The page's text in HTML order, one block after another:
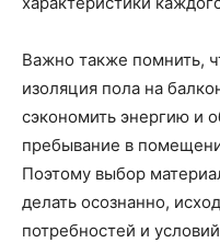
Важно также помнить,
изоляция пола на
сэкономить энергию и
пребывание в
Поэтому выбор
делать осознанно,
потребностей и